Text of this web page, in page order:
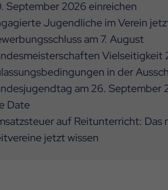
September 2026 einreichen
Jugendliche im Verein
am 7. August
Vielseitigkeit
in der
am 26. September
Date
auf Reitunterricht: Das
jetzt wissen